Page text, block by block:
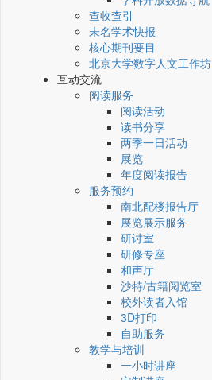
查收查引
未名学术快报
核心期刊要目
北京大学数字人文工作坊
互动交流
阅读服务
阅读活动
读书分享
两季一日活动
展览
年度阅读报告
服务预约
南北配楼报告厅
展览展示服务
研讨室
研修专座
和声厅
沙特/古籍阅览室
校外读者入馆
3D打印
自助服务
教学与培训
一小时讲座